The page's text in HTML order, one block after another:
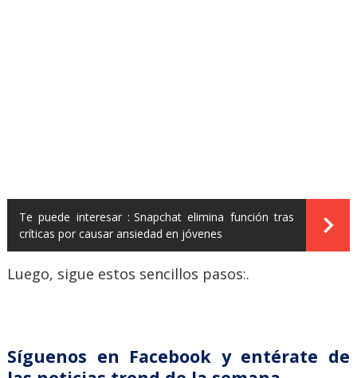
Te puede interesar : Snapchat elimina función tras
críticas por causar ansiedad en jóvenes
Luego, sigue estos sencillos pasos:.
Síguenos en Facebook y entérate de